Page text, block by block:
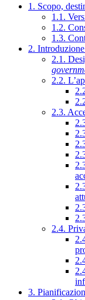
1. Scopo,
1.1.
1.2.
1.3.
2.
2.1.
2.2.
2.3.
2.4.
3.